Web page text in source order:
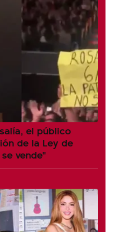
el público
de la Ley de
vende"